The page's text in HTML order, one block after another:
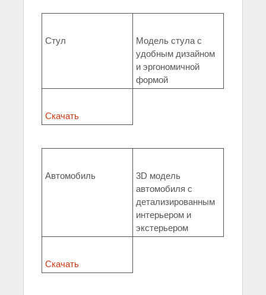
Стул
Модель стула с
удобным дизайном
и эргономичной
формой
Скачать
Автомобиль
3D модель
автомобиля с
детализированным
интерьером и
экстерьером
Скачать